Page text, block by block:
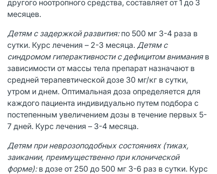
другого ноотропного средства, составляет от 1 до 3
месяцев.
Детям с задержкой развития: по 500 мг 3-4 раза в
сутки. Курс лечения – 2-3 месяца. Детям с
синдромом гиперактивности с дефицитом внимания в
зависимости от массы тела препарат назначают в
средней терапевтической дозе 30 мг/кг в сутки,
утром и днем. Оптимальная доза определяется для
каждого пациента индивидуально путем подбора с
постепенным увеличением дозы в течение первых 5-
7 дней. Курс лечения – 3-4 месяца.
Детям при неврозоподобных состояниях (тиках,
заикании, преимущественно при клонической
форме): в дозе от 250 до 500 мг 3-6 раз в сутки. Курс